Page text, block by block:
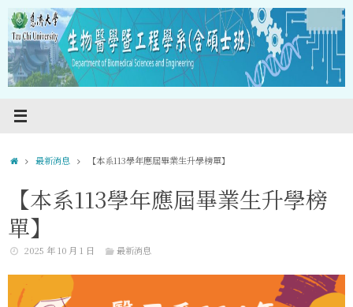
content
Home最新消息 【本系113學年應屆畢業生升學榜單】
【本系113學年應屆畢業生升學榜
單】
2025 年 10 月 1 日 最新消息